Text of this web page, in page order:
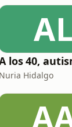
AL
los 40,
Nuria Hidalgo